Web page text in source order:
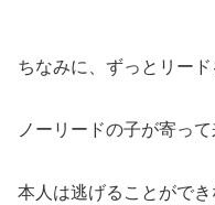
ちなみに、ずっとリード
ノーリードの子が寄って
本人は逃げることがで